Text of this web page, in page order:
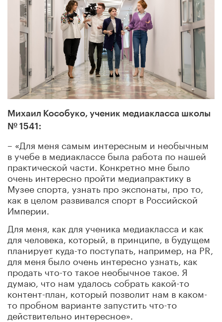
Михаил Кособуко, ученик медиакласса школы
№ 1541:
– «Для меня самым интересным и необычным
в учебе в медиаклассе была работа по нашей
практической части. Конкретно мне было
очень интересно пройти медиапрактику в
Музее спорта, узнать про экспонаты, про то,
как в целом развивался спорт в Российской
Империи.
Для меня, как для ученика медиакласса и как
для человека, который, в принципе, в будущем
планирует куда-то поступать, например, на PR,
для меня было очень интересно узнать, как
продать что-то такое необычное такое. Я
думаю, что нам удалось собрать какой-то
контент-план, который позволит нам в каком-
то пробном варианте запустить что-то
действительно интересное».